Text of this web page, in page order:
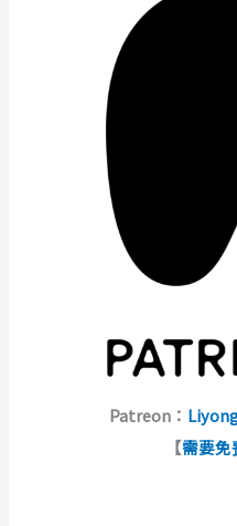
Patreon：
【需要免